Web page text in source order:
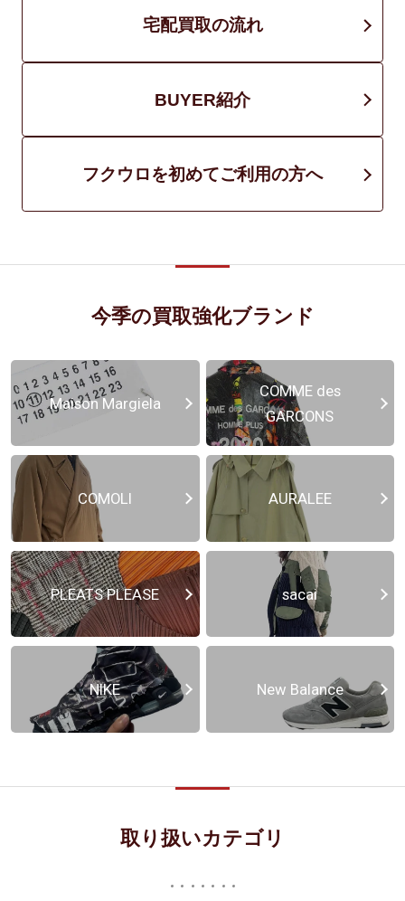
宅配買取の流れ
BUYER紹介
フクウロを初めてご利用の方へ
今季の買取強化ブランド
Maison Margiela
COMME des
GARCONS
COMOLI AURALEE
PLEATS PLEASE sacai
NIKE New Balance
取り扱いカテゴリ